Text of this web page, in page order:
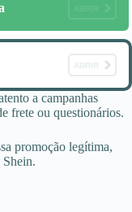
a campanhas
frete ou questionários.
promoção legítima,